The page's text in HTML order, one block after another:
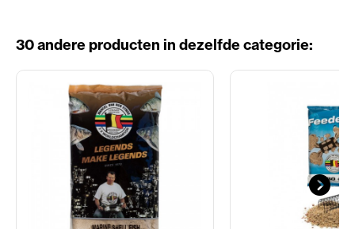
30 andere producten in dezelfde categorie: